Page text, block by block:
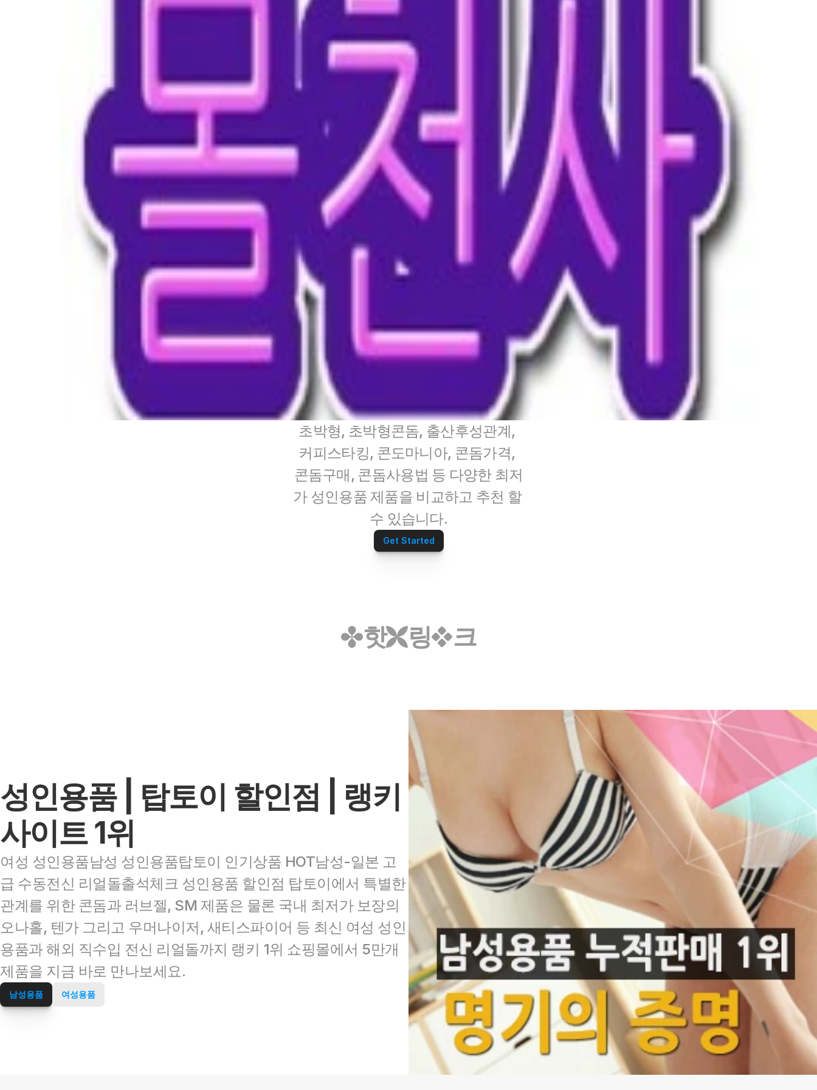
초박형, 초박형콘돔, 출산후성관계,
커피스타킹, 콘도마니아, 콘돔가격,
콘돔구매, 콘돔사용법 등 다양한 최저
가 성인용품 제품을 비교하고 추천 할
수 있습니다.
Get Started
핫 링 크
성인용품 | 탑토이 할인점 | 랭키
사이트 1위
여성 성인용품남성 성인용품탑토이 인기상품 HOT남성-일본 고
급 수동전신 리얼돌출석체크 성인용품 할인점 탑토이에서 특별한
관계를 위한 콘돔과 러브젤, SM 제품은 물론 국내 최저가 보장의
오나홀, 텐가 그리고 우머나이저, 새티스파이어 등 최신 여성 성인
용품과 해외 직수입 전신 리얼돌까지 랭키 1위 쇼핑몰에서 5만개
제품을 지금 바로 만나보세요.
남성용품 여성용품